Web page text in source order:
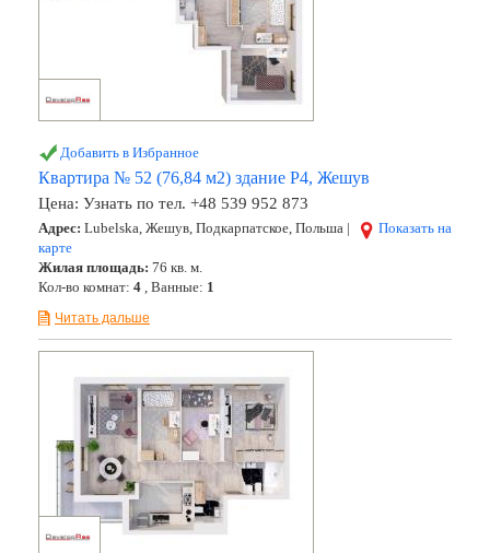
Добавить в Избранное
Квартира № 52 (76,84 м2) здание Р4, Жешув
Цена: Узнать по тел. +48 539 952 873
Адрес: Lubelska, Жешув, Подкарпатское, Польша |
Показать на
карте
Жилая площадь: 76 кв. м.
Кол-во комнат: 4 , Ванные: 1
Читать дальше